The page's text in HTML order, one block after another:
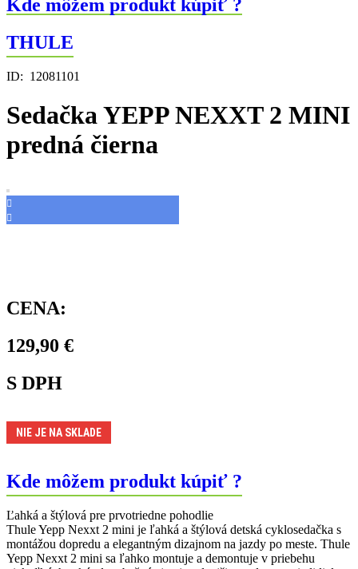
Kde môžem produkt kúpiť ?
THULE
ID: 12081101
Sedačka YEPP NEXXT 2 MINI
predná čierna
CENA:
129,90 €
S DPH
NIE JE NA SKLADE
Kde môžem produkt kúpiť ?
Ľahká a štýlová pre prvotriedne pohodlie
Thule Yepp Nexxt 2 mini je ľahká a štýlová detská cyklosedačka s
montážou dopredu a elegantným dizajnom na jazdy po meste. Thule
Yepp Nexxt 2 mini sa ľahko montuje a demontuje v priebehu